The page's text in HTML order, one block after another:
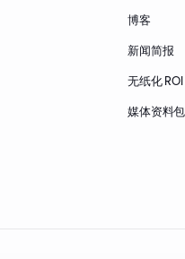
博客
新闻简报
无纸化
媒体资料包